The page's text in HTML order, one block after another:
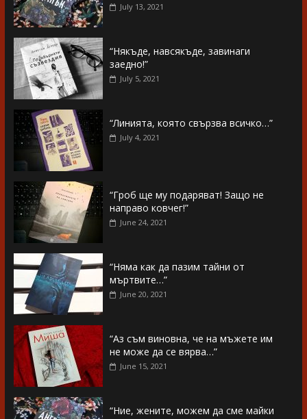
July 13, 2021
“Някъде, навсякъде, завинаги
заедно!”
July 5, 2021
“Линията, която свързва всичко…”
July 4, 2021
“Гроб ще му подаряват! Защо не
направо ковчег!”
June 24, 2021
“Няма как да пазим тайни от
мъртвите…”
June 20, 2021
“Аз съм виновна, че на мъжете им
не може да се вярва…”
June 15, 2021
“Ние, жените, можем да сме майки